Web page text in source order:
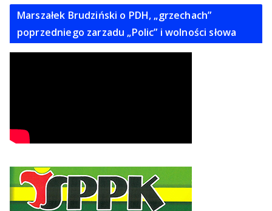
Marszałek Brudziński o PDH, „grzechach”
poprzedniego zarzadu „Polic” i wolności słowa